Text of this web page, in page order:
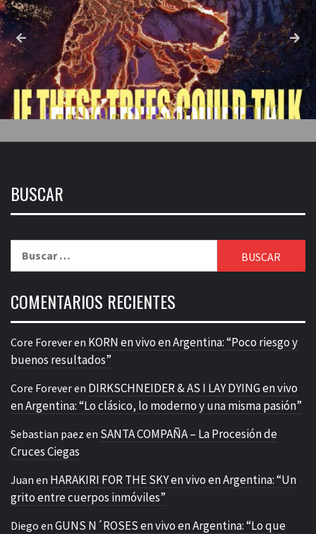
BUSCAR
COMENTARIOS RECIENTES
Core Foreveren KORN en vivo en Argentina: “Poco riesgo y
buenos resultados”
Core Foreveren DIRKSCHNEIDER & AS I LAY DYING en vivo
en Argentina: “Lo clásico, lo moderno y una misma pasión”
Sebastian paez en SANTA COMPAÑA – La Procesión de
Cruces Ciegas
Juan en HARAKIRI FOR THE SKY en vivo en Argentina: “Un
grito entre cuerpos inmóviles”
Diego en GUNS N´ROSES en vivo en Argentina: “Lo que